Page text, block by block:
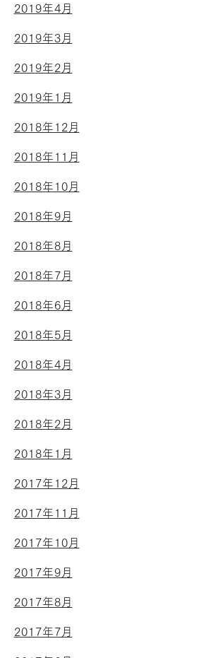
2019年4月
2019年3月
2019年2月
2019年1月
2018年12月
2018年11月
2018年10月
2018年9月
2018年8月
2018年7月
2018年6月
2018年5月
2018年4月
2018年3月
2018年2月
2018年1月
2017年12月
2017年11月
2017年10月
2017年9月
2017年8月
2017年7月